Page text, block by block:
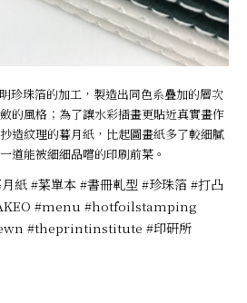
珍珠箔的加工，製造出同色系疊加的層次
的風格；為了讓水彩插畫更貼近真實畫作
造紋理的暮月紙，比起圖畫紙多了較細膩
道能被細細品嚐的印刷前菜。
紙 #菜單本 #書冊軋型 #珍珠箔 #打凸
#menu #hotfoilstamping
#theprintinstitute #印研所